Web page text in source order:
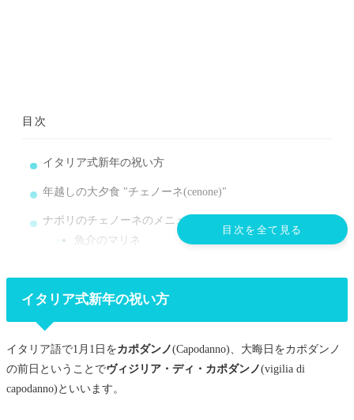
目次
目次を全て見る
イタリア式新年の祝い方
年越しの大夕食 "チェノーネ(cenone)"
ナポリのチェノーネのメニュー
魚介のマリネ
カリフラワーとパプリカのマリネ
ナッツとドライフルーツ
イタリア式新年の祝い方
イタリア語で1月1日をカポダンノ(Capodanno)、大晦日をカポダンノ
の前日ということでヴィジリア・ディ・カポダンノ(vigilia di
capodanno)といいます。